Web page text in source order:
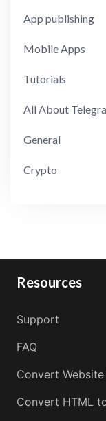
App publishing
Mobile Apps
Tutorials
All About
General
Crypto
Resources
Support
FAQ
Convert
Convert HTML